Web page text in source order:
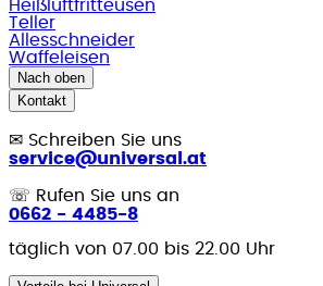
Heißluftfritteusen
Teller
Allesschneider
Waffeleisen
Nach oben
Kontakt
✉ Schreiben Sie uns
service@universal.at
☏ Rufen Sie uns an
0662 - 4485-8
täglich von 07.00 bis 22.00 Uhr